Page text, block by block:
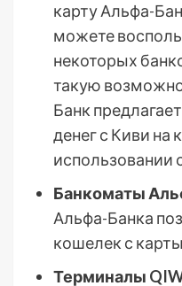
карту Альфа-
можете
некоторых
такую
Банк
денег с Киви на
использовании
Банкоматы
Альфа-Банка
кошелек с
Терминалы